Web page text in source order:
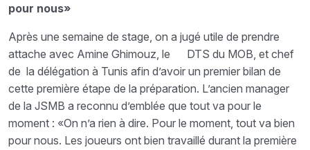
pour nous»
Après une semaine de stage, on a jugé utile de prendre
attache avec Amine Ghimouz, le DTS du MOB, et chef
de la délégation à Tunis afin d’avoir un premier bilan de
cette première étape de la préparation. L’ancien manager
de la JSMB a reconnu d’emblée que tout va pour le
moment : «On n’a rien à dire. Pour le moment, tout va bien
pour nous. Les joueurs ont bien travaillé durant la première